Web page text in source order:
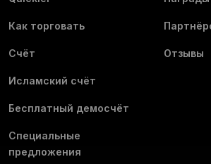
Как торговать
Счёт
Исламский счёт
Бесплатный демосчёт
Специальные
предложения
Отзывы